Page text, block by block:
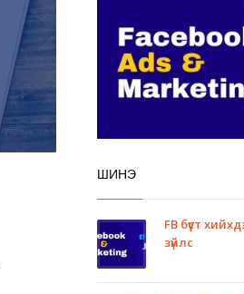
ШИНЭ
FB бүүст
зүйлс